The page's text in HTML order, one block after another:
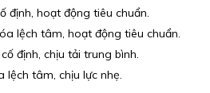
định, hoạt động tiêu chuẩn.
lệch tâm, hoạt động tiêu chuẩn.
định, chịu tải trung bình.
lệch tâm, chịu lực nhẹ.